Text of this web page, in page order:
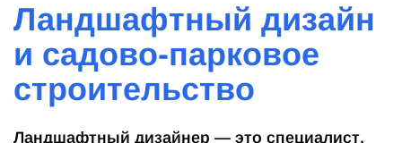
Ландшафтный дизайн
и садово-парковое
строительство
Ландшафтный дизайнер — это специалист,